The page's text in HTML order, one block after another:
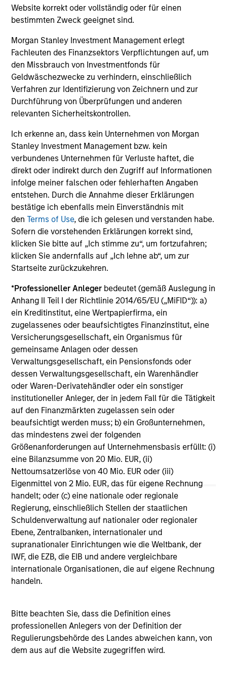
Website korrekt oder vollständig oder für einen
bestimmten Zweck geeignet sind.
Morgan Stanley Investment Management erlegt
Fachleuten des Finanzsektors Verpflichtungen auf, um
den Missbrauch von Investmentfonds für
Geldwäschezwecke zu verhindern, einschließlich
Verfahren zur Identifizierung von Zeichnern und zur
Durchführung von Überprüfungen und anderen
relevanten Sicherheitskontrollen.
Ich erkenne an, dass kein Unternehmen von Morgan
Stanley Investment Management bzw. kein
verbundenes Unternehmen für Verluste haftet, die
direkt oder indirekt durch den Zugriff auf Informationen
infolge meiner falschen oder fehlerhaften Angaben
entstehen. Durch die Annahme dieser Erklärungen
bestätige ich ebenfalls mein Einverständnis mit
denTerms of Use, die ich gelesen und verstanden habe.
Sofern die vorstehenden Erklärungen korrekt sind,
klicken Sie bitte auf „Ich stimme zu“, um fortzufahren;
klicken Sie andernfalls auf „Ich lehne ab“, um zur
Startseite zurückzukehren.
*Professioneller Anleger bedeutet (gemäß Auslegung in
Anhang II Teil I der Richtlinie 2014/65/EU („MiFID“)): a)
ein Kreditinstitut, eine Wertpapierfirma, ein
zugelassenes oder beaufsichtigtes Finanzinstitut, eine
Versicherungsgesellschaft, ein Organismus für
gemeinsame Anlagen oder dessen
Verwaltungsgesellschaft, ein Pensionsfonds oder
dessen Verwaltungsgesellschaft, ein Warenhändler
oder Waren-Derivatehändler oder ein sonstiger
institutioneller Anleger, der in jedem Fall für die Tätigkeit
auf den Finanzmärkten zugelassen sein oder
beaufsichtigt werden muss; b) ein Großunternehmen,
das mindestens zwei der folgenden
Größenanforderungen auf Unternehmensbasis erfüllt: (i)
eine Bilanzsumme von 20 Mio. EUR, (ii)
Nettoumsatzerlöse von 40 Mio. EUR oder (iii)
Eigenmittel von 2 Mio. EUR, das für eigene Rechnung
handelt; oder (c) eine nationale oder regionale
Regierung, einschließlich Stellen der staatlichen
Schuldenverwaltung auf nationaler oder regionaler
Ebene, Zentralbanken, internationaler und
supranationaler Einrichtungen wie die Weltbank, der
IWF, die EZB, die EIB und andere vergleichbare
internationale Organisationen, die auf eigene Rechnung
handeln.
Bitte beachten Sie, dass die Definition eines
professionellen Anlegers von der Definition der
Regulierungsbehörde des Landes abweichen kann, von
dem aus auf die Website zugegriffen wird.
und der Rücknahme von Anteilen anfallen, werden nicht
berücksichtigt. Alle Performance- und Index-Daten
stammen von Morgan Stanley Investment Management
Der Wert der Anlagen und der mit ihnen erzielten Erträge
können sowohl steigen als auch fallen. Es ist daher
möglich, dass Anleger das ursprünglich investierte Kapital
nicht in voller Höhe zurückerhalten.
Die Performance versteht sich nach Abzug der Gebühren.
Die Angaben zur Performance des laufenden Jahres sind
nicht annualisiert. Die Performance von anderen
Sie sich bitte gründlich mit den Anlagezielen und -risiken
sowie den Kosten und Gebühren des Fonds auseinander,
bevor Sie eine Anlageentscheidung treffen.
Der Einsatz von Fremdkapital erhöht die Risiken, so dass
eine relativ kleine Bewegung im Wert einer Anlage zu einer
unverhältnismäßig großen Bewegung, sowohl im negativen
als auch im positiven Sinne, im Wert dieser Anlage und
damit auch im Wert des Fonds führen kann.
Die auf dieser Webseite verfügbaren Unterlagen beziehen
sich auf mehrere Teilfonds der Morgan Stanley Investment
Management Funds-Reihe. Bitte beachten Sie, dass nicht
alle Teilfonds in allen Ländern verfügbar sind und Teilfonds
nicht für Personen mit Wohnsitz in Ländern verfügbar sind,
den jeweils geltenden Gesetzen oder Vorschriften
zuwiderlaufen würde.
Je höher die Kategorie (1-7), desto höher ist der mögliche
Ertrag, aber auch das Risiko, den ursprünglich angelegten
Betrag zu verlieren. Kategorie 1 bedeutet nicht, dass es sich
um eine risikofreie Anlage handelt. Bitte beachten Sie die
BasisInformationsBlatt („BIB“) des Fonds unter Ressourcen,
die Risikoeinstufungen und -hinweise für die einzelnen
Anlageklassen enthalten.
DasMorningstar Rating™(Sterne-Rating) für Fonds wird
für Vermögensverwaltungsprodukte (wie Investmentfonds,
Variable-Annuity- und Variable-Life-Unterkonten (variable
Renten- und Lebensversicherung), börsennotierte Fonds,
geschlossene Fonds und separate Konten) berechnet, die
seit mindestens drei Jahren existieren. Börsennotierte
Fonds und offene Investmentfonds werden zu
Vergleichszwecken zu einer Kategorie zusammengefasst.
Das Rating wird anhand der Morningstar Risk-Adjusted
Return (MRAR) berechnet, eine Kennzahl, die die
Schwankungen der monatlichen Überschussrendite eines
verwalteten Produkts berücksichtigt. Dabei wird
besonderes Gewicht auf die negativen
Performanceschwankungen und eine beständige
Wertentwicklung gelegt. Die besten 10% der Produkte in
jeder Kategorie erhalten 5 Sterne, die nächsten 22,5% 4
Sterne, die nächsten 35% 3 Sterne, die nächsten 22,5% 2
Sterne und die unteren 10% 1 Stern. Das Morningstar-
Gesamtrating für ein verwaltetes Produkt ergibt sich aus
dem gewichteten Durchschnitt der Morningstar-Ratings
Rating/40% Drei-Jahres-Rating für Gesamtrenditen von 60–
119 Monaten und 50% Zehn-Jahres-Rating/30% Fünf-
Jahres-Rating/20% Drei-Jahres-Rating für Gesamtrenditen
von mindestens 120 Monaten. Zwar scheint die Formel für
das Zehn-Jahres-Gesamtrating den Zehn-Jahres-Zeitraum